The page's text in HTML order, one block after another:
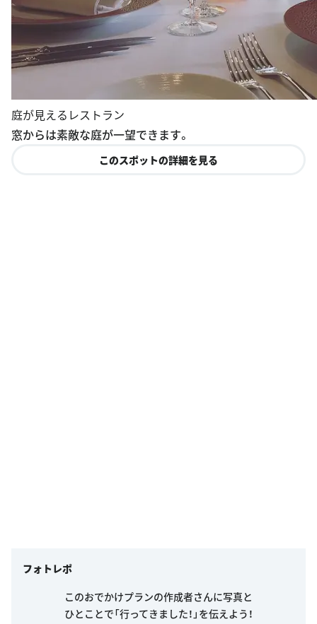
庭が見えるレストラン
窓からは素敵な庭が一望できます。
このスポットの詳細を見る
フォトレポ
このおでかけプランの作成者さんに写真と
ひとことで「行ってきました！」を伝えよう！